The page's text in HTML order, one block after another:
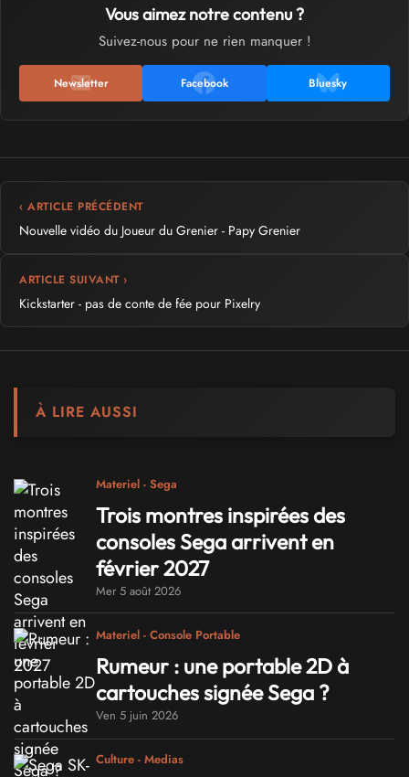
Vous aimez notre contenu ?
Suivez-nous pour ne rien manquer !
Newsletter Facebook Bluesky
‹ ARTICLE PRÉCÉDENT
Nouvelle vidéo du Joueur du Grenier - Papy Grenier
ARTICLE SUIVANT ›
Kickstarter - pas de conte de fée pour Pixelry
À LIRE AUSSI
Materiel - Sega
Trois montres inspirées des
consoles Sega arrivent en
février 2027
Mer 5 août 2026
Materiel - Console Portable
Rumeur : une portable 2D à
cartouches signée Sega ?
Ven 5 juin 2026
Culture - Medias